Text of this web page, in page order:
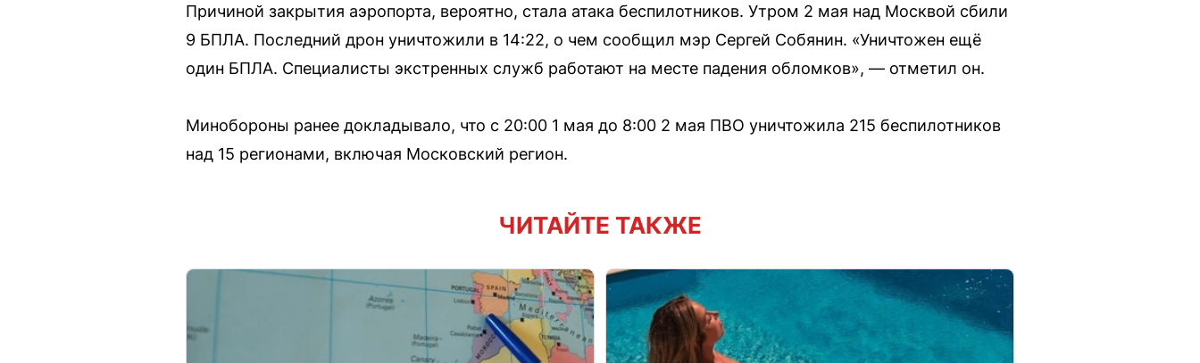
Причиной закрытия аэропорта, вероятно, стала атака беспилотников. Утром 2 мая над Москвой сбили
9 БПЛА. Последний дрон уничтожили в 14:22, о чем сообщил мэр Сергей Собянин. «Уничтожен ещё
один БПЛА. Специалисты экстренных служб работают на месте падения обломков», — отметил он.
Минобороны ранее докладывало, что с 20:00 1 мая до 8:00 2 мая ПВО уничтожила 215 беспилотников
над 15 регионами, включая Московский регион.
ЧИТАЙТЕ ТАКЖЕ